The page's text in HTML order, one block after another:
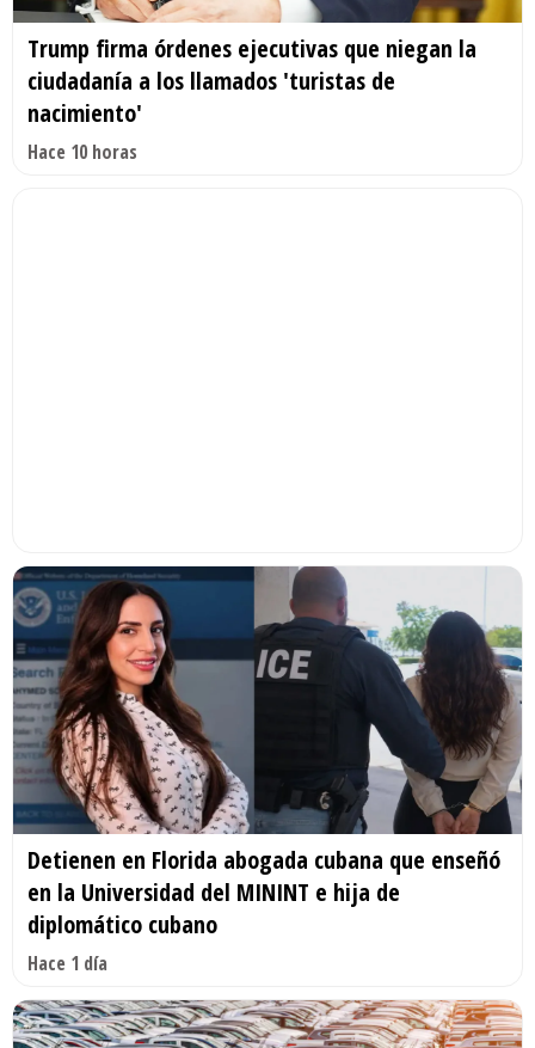
Trump firma órdenes ejecutivas que niegan la
ciudadanía a los llamados 'turistas de
nacimiento'
Hace 10 horas
Detienen en Florida abogada cubana que enseñó
en la Universidad del MININT e hija de
diplomático cubano
Hace 1 día